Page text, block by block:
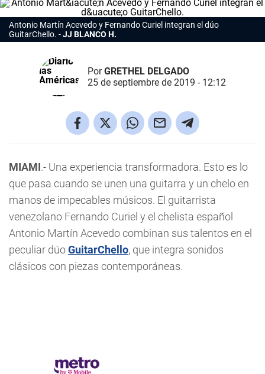
Antonio Martín Acevedo y Fernando Curiel integran el dúo
GuitarChello.
JJ BLANCO H.
PorGRETHEL DELGADO
25 de septiembre de 2019 - 12:12
MIAMI.- Una experiencia transformadora. Esto es lo
que pasa cuando se unen una guitarra y un chelo en
manos de impecables músicos. El guitarrista
venezolano Fernando Curiel y el chelista español
Antonio Martín Acevedo combinan sus talentos en el
peculiar dúoGuitarChello, que integra sonidos
clásicos con piezas contemporáneas.